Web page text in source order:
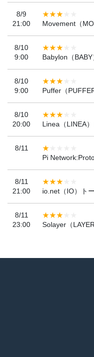
8/9
21:00
Movement（
8/10
9:00
Babylon（
8/10
9:00
Puffer（
8/10
20:00
Linea（LINEA
8/11
Pi
8/11
21:00
io.net（IO）ト
8/11
23:00
Solayer（